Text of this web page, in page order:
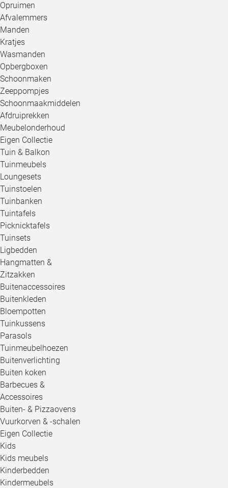
Opruimen
Afvalemmers
Manden
Kratjes
Wasmanden
Opbergboxen
Schoonmaken
Zeeppompjes
Schoonmaakmiddelen
Afdruiprekken
Meubelonderhoud
Eigen Collectie
Tuin & Balkon
Tuinmeubels
Loungesets
Tuinstoelen
Tuinbanken
Tuintafels
Picknicktafels
Tuinsets
Ligbedden
Hangmatten &
Zitzakken
Buitenaccessoires
Buitenkleden
Bloempotten
Tuinkussens
Parasols
Tuinmeubelhoezen
Buitenverlichting
Buiten koken
Barbecues &
Accessoires
Buiten- & Pizzaovens
Vuurkorven & -schalen
Eigen Collectie
Kids
Kids meubels
Kinderbedden
Kindermeubels